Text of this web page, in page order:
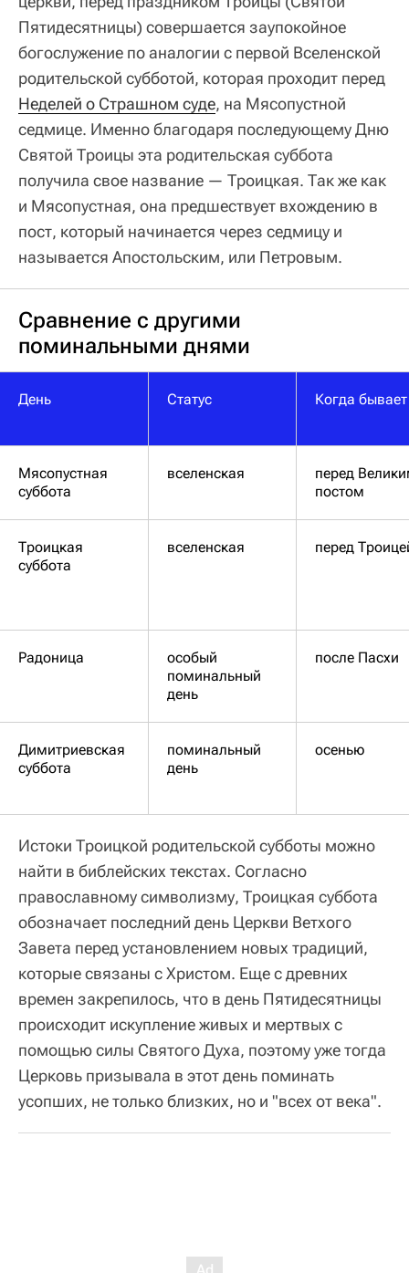
Пятидесятницы) совершается заупокойное
богослужение по аналогии с первой Вселенской
родительской субботой, которая проходит перед
Неделей о Страшном суде, на Мясопустной
седмице. Именно благодаря последующему Дню
Святой Троицы эта родительская суббота
получила свое название — Троицкая. Так же как
и Мясопустная, она предшествует вхождению в
пост, который начинается через седмицу и
называется Апостольским, или Петровым.
Сравнение с другими
поминальными днями
День Статус Когда бывает
Мясопустная
суббота
вселенская
перед
постом
Троицкая
суббота
вселенская перед
Радоница
особый
поминальный
день
после Пасхи
Димитриевская
суббота
поминальный
день
осенью
Истоки Троицкой родительской субботы можно
найти в библейских текстах. Согласно
православному символизму, Троицкая суббота
обозначает последний день Церкви Ветхого
Завета перед установлением новых традиций,
которые связаны с Христом. Еще с древних
времен закрепилось, что в день Пятидесятницы
происходит искупление живых и мертвых с
помощью силы Святого Духа, поэтому уже тогда
Церковь призывала в этот день поминать
усопших, не только близких, но и "всех от века".